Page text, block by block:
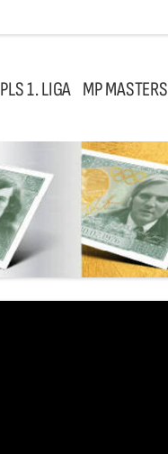
PLS 1. LIGA MP MASTERS